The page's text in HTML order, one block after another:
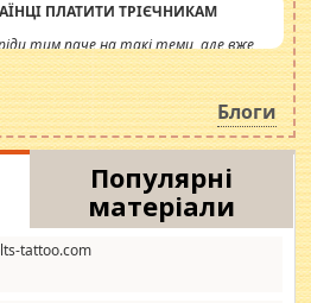
ПЛАТИТИ ТРІЄЧНИКАМ
тим паче на такі теми, але вже
сьогоднішні інсенуації
питання. Штучно
одна соціальна катастрофа.
Блоги
Популярні
матеріали
tattoo.com